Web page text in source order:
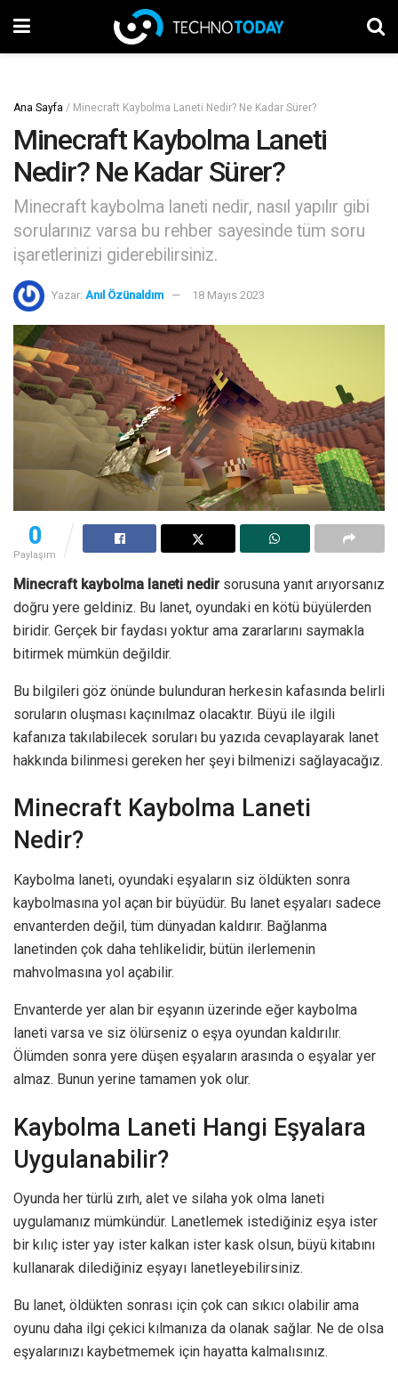
Ana Sayfa / Minecraft Kaybolma Laneti Nedir? Ne Kadar Sürer?
Minecraft Kaybolma Laneti
Nedir? Ne Kadar Sürer?
Minecraft kaybolma laneti nedir, nasıl yapılır gibi
sorularınız varsa bu rehber sayesinde tüm soru
işaretlerinizi giderebilirsiniz.
Yazar: Anıl Özünaldım 18 Mayıs 2023
0
Paylaşım
Minecraft kaybolma laneti nedirsorusuna yanıt arıyorsanız
doğru yere geldiniz. Bu lanet, oyundaki en kötü büyülerden
biridir. Gerçek bir faydası yoktur ama zararlarını saymakla
bitirmek mümkün değildir.
Bu bilgileri göz önünde bulunduran herkesin kafasında belirli
soruların oluşması kaçınılmaz olacaktır. Büyü ile ilgili
kafanıza takılabilecek soruları bu yazıda cevaplayarak lanet
hakkında bilinmesi gereken her şeyi bilmenizi sağlayacağız.
Minecraft Kaybolma Laneti
Nedir?
Kaybolma laneti, oyundaki eşyaların siz öldükten sonra
kaybolmasına yol açan bir büyüdür. Bu lanet eşyaları sadece
envanterden değil, tüm dünyadan kaldırır. Bağlanma
lanetinden çok daha tehlikelidir, bütün ilerlemenin
mahvolmasına yol açabilir.
Envanterde yer alan bir eşyanın üzerinde eğer kaybolma
laneti varsa ve siz ölürseniz o eşya oyundan kaldırılır.
Ölümden sonra yere düşen eşyaların arasında o eşyalar yer
almaz. Bunun yerine tamamen yok olur.
Kaybolma Laneti Hangi Eşyalara
Uygulanabilir?
Oyunda her türlü zırh, alet ve silaha yok olma laneti
uygulamanız mümkündür. Lanetlemek istediğiniz eşya ister
bir kılıç ister yay ister kalkan ister kask olsun, büyü kitabını
kullanarak dilediğiniz eşyayı lanetleyebilirsiniz.
Bu lanet, öldükten sonrası için çok can sıkıcı olabilir ama
oyunu daha ilgi çekici kılmanıza da olanak sağlar. Ne de olsa
eşyalarınızı kaybetmemek için hayatta kalmalısınız.